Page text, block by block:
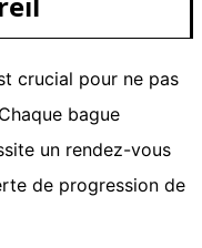
crucial pour ne pas
bague
un rendez-vous
de progression de